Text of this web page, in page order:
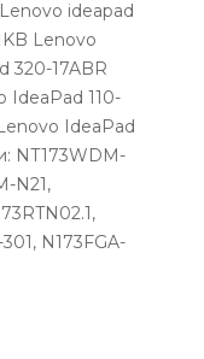
ideapad
Lenovo
320-17ABR
IdeaPad 110-
IdeaPad
NT173WDM-
N21,
N173FGA-